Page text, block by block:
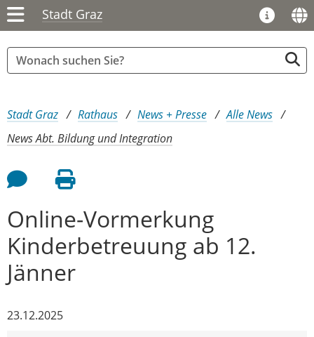
Stadt Graz
Sie sind hier:
Stadt Graz Rathaus News + Presse
Alle News
News Abt. Bildung und Integration
Feedback an Autor
Seite drucken
Online-Vormerkung
Kinderbetreuung ab 12.
Jänner
23.12.2025